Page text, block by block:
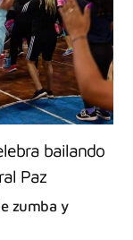
bailando
Paz
zumba y